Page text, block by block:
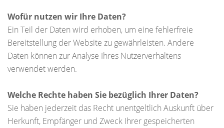
Wofür nutzen wir Ihre Daten?
Ein Teil der Daten wird erhoben, um eine fehlerfreie
Bereitstellung der Website zu gewährleisten. Andere
Daten können zur Analyse Ihres Nutzerverhaltens
verwendet werden.
Welche Rechte haben Sie bezüglich Ihrer Daten?
Sie haben jederzeit das Recht unentgeltlich Auskunft über
Herkunft, Empfänger und Zweck Ihrer gespeicherten